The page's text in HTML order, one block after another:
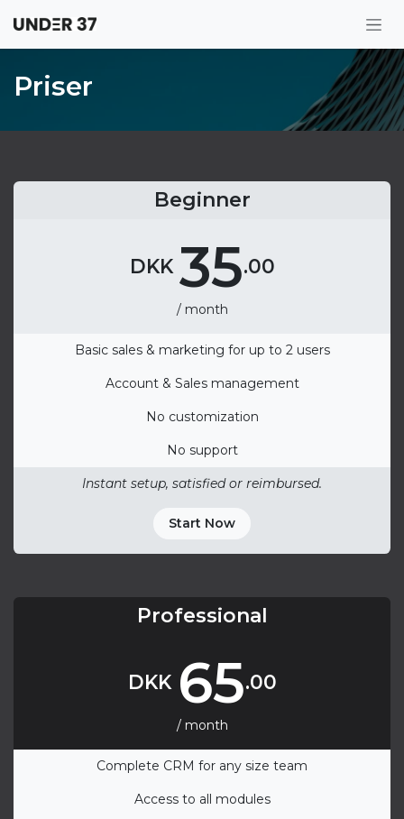
Priser
Beginner
DKK 35.00
/ month
Basic sales & marketing for up to 2 users
Account & Sales management
No customization
No support
Instant setup, satisfied or reimbursed.
Start Now
Professional
DKK 65.00
/ month
Complete CRM for any size team
Access to all modules